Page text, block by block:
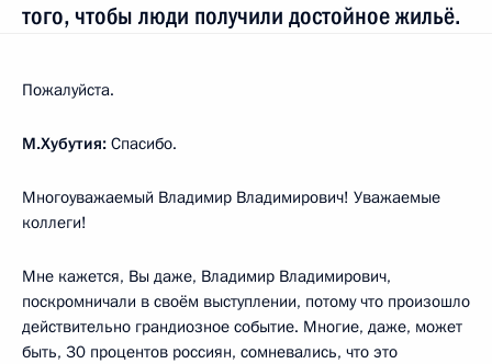
того, чтобы люди получили достойное жильё.
Пожалуйста.
М.Хубутия: Спасибо.
Многоуважаемый Владимир Владимирович! Уважаемые
коллеги!
Мне кажется, Вы даже, Владимир Владимирович,
поскромничали в своём выступлении, потому что произошло
действительно грандиозное событие. Многие, даже, может
быть, 30 процентов россиян, сомневались, что это